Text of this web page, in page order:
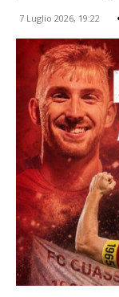
7 Luglio 2026, 19:22